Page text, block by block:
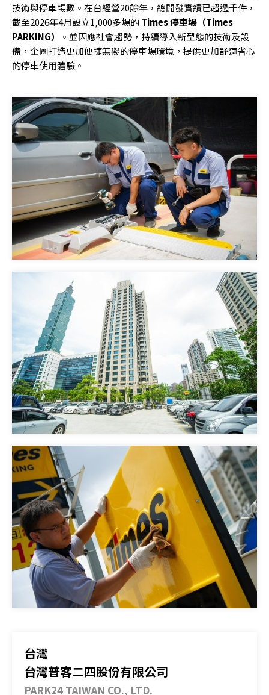
技術與停車場數。在台經營20餘年，總開發實績已超過千件，
截至2026年4月設立1,000多場的Times 停車場（Times
PARKING）
。並因應社會趨勢，持續導入新型態的技術及設
備，企圖打造更加便捷無礙的停車場環境，提供更加舒適省心
的停車使用體驗。
台灣
台灣普客二四股份有限公司
PARK24 TAIWAN CO., LTD.